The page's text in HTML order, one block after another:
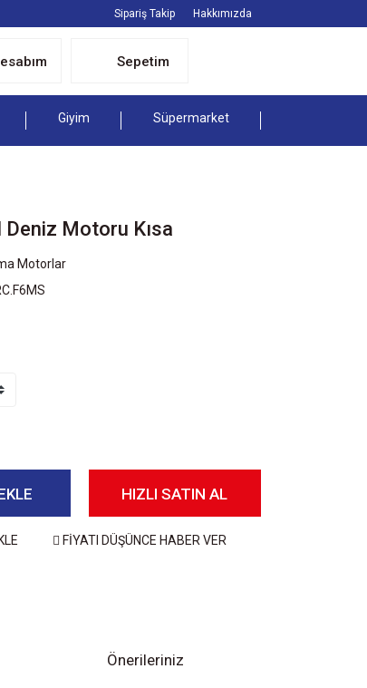
Sipariş Takip Hakkımızda
Sepetim
Giyim Süpermarket
Motoru Kısa
Motorlar
HIZLI SATIN AL
FİYATI DÜŞÜNCE HABER VER
Önerileriniz